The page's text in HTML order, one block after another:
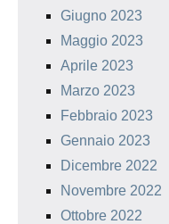
Giugno 2023
Maggio 2023
Aprile 2023
Marzo 2023
Febbraio 2023
Gennaio 2023
Dicembre 2022
Novembre 2022
Ottobre 2022